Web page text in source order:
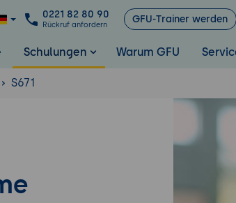
0221 82 80 90
Rückruf anfordern GFU-Trainer werden
Schulungen Warum GFU
S671